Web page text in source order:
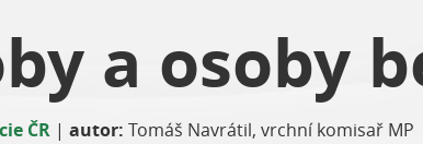
a osoby
ČR | autor: Tomáš Navrátil, vrchní komisař MP